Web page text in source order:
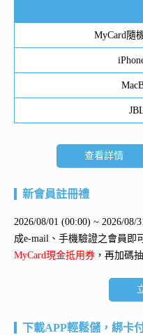
MyCard隨
查看詳情
新會員註冊禮
2026/08/01 (00:00) ~ 2026/
成e-mail、手機驗證之會員即
MyCard現金抵用券 ，再加碼抽
下載APP輕鬆儲，綁卡